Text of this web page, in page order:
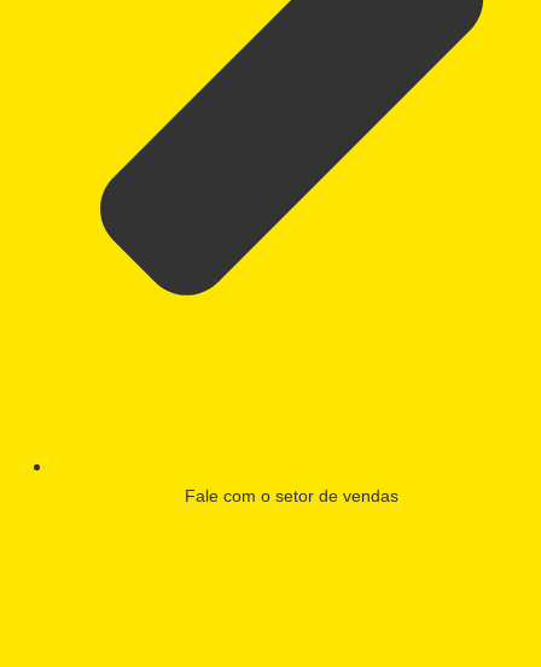
Fale com o setor de vendas